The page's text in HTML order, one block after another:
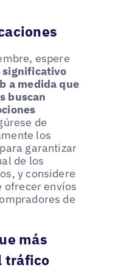
espere
significativo
a medida que
buscan
de
los
garantizar
de los
y considere
ofrecer envíos
de
más
tráfico